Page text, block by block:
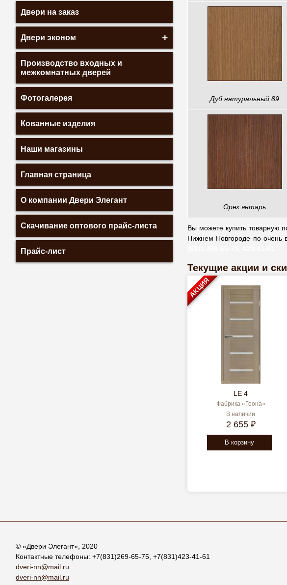
Двери на заказ
Двери эконом
Производство входных и
межкомнатных дверей
Фотогалерея
Кованные изделия
Наши магазины
Главная страница
О компании Двери Элегант
Скачивание оптового прайс-листа
Прайс-лист
Дуб натуральный 89
Орех янтарь
Вы можете купить товарную
Нижнем Новгороде по очень
Текущие акции и
LE 4
Фабрика «Геона»
В наличии
2 655 ₽
В корзину
АКЦИЯ
© «Двери Элегант», 2020
Контактные телефоны: +7(831)269-65-75 +7(831)423-41-61
dveri-nn@mail.ru
dveri-nn@mail.ru